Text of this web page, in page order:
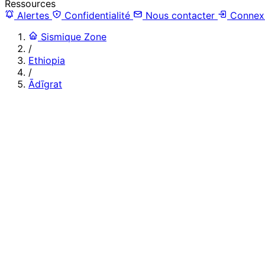
Ressources
Alertes
Confidentialité Nous contacter
Sismique Zone
/
Ethiopia
/
Ādīgrat